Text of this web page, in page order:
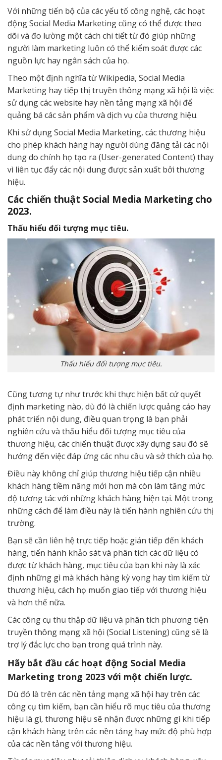
Với những tiến bộ của các yếu tố công nghệ, các hoạt
động Social Media Marketing cũng có thể được theo
dõi và đo lường một cách chi tiết từ đó giúp những
người làm marketing luôn có thể kiểm soát được các
nguồn lực hay ngân sách của họ.
Theo một định nghĩa từ Wikipedia, Social Media
Marketing hay tiếp thị truyền thông mạng xã hội là việc
sử dụng các website hay nền tảng mạng xã hội để
quảng bá các sản phẩm và dịch vụ của thương hiệu.
Khi sử dụng Social Media Marketing, các thương hiệu
cho phép khách hàng hay người dùng đăng tải các nội
dung do chính họ tạo ra (User-generated Content) thay
vì liên tục đẩy các nội dung được sản xuất bởi thương
hiệu.
Các chiến thuật Social Media Marketing cho
2023.
Thấu hiểu đối tượng mục tiêu.
Thấu hiểu đối tượng mục tiêu.
Cũng tương tự như trước khi thực hiện bất cứ quyết
định marketing nào, dù đó là chiến lược quảng cáo hay
phát triển nội dung, điều quan trọng là bạn phải
nghiên cứu và thấu hiểu đối tượng mục tiêu của
thương hiệu, các chiến thuật được xây dựng sau đó sẽ
hướng đến việc đáp ứng các nhu cầu và sở thích của họ.
Điều này không chỉ giúp thương hiệu tiếp cận nhiều
khách hàng tiềm năng mới hơn mà còn làm tăng mức
độ tương tác với những khách hàng hiện tại. Một trong
những cách để làm điều này là tiến hành nghiên cứu thị
trường.
Bạn sẽ cần liên hệ trực tiếp hoặc gián tiếp đến khách
hàng, tiến hành khảo sát và phân tích các dữ liệu có
được từ khách hàng, mục tiêu của bạn khi này là xác
định những gì mà khách hàng kỳ vọng hay tìm kiếm từ
thương hiệu, cách họ muốn giao tiếp với thương hiệu
và hơn thế nữa.
Các công cụ thu thập dữ liệu và phân tích phương tiện
truyền thông mạng xã hội (Social Listening) cũng sẽ là
trợ lý đắc lực cho bạn trong quá trình này.
Hãy bắt đầu các hoạt động Social Media
Marketing trong 2023 với một chiến lược.
Dù đó là trên các nền tảng mạng xã hội hay trên các
công cụ tìm kiếm, bạn cần hiểu rõ mục tiêu của thương
hiệu là gì, thương hiệu sẽ nhận được những gì khi tiếp
cận khách hàng trên các nền tảng hay mức độ phù hợp
của các nền tảng với thương hiệu.